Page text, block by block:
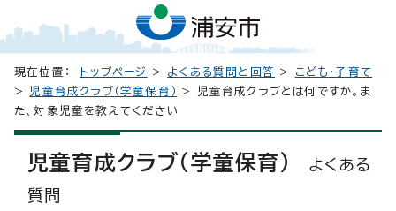
現在位置： トップページ > よくある質問と回答 >
こども・子育て
>
児童育成クラブ（学童保育）
> 児童育成クラブとは何ですか。ま
た、対象児童を教えてください
児童育成クラブ（学童保育）
よくある
質問